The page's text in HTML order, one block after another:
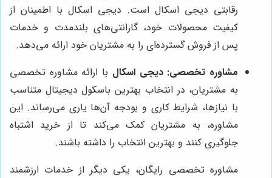
رقابتی دیجی اسکال است. دیجی اسکال با اطمینان از
کیفیت محصولات خود، گارانتی‌های بلندمدت و خدمات
پس از فروش گسترده‌ای را به مشتریان خود ارائه می‌دهد.
مشاوره تخصصی: دیجی اسکال با ارائه مشاوره تخصصی
به مشتریان، در انتخاب بهترین باسکول دیجیتال متناسب
با نیازها، شرایط کاری و بودجه آن‌ها یاری می‌رساند. این
مشاوره، به مشتریان کمک می‌کند تا از خرید اشتباه
جلوگیری کنند و بهترین انتخاب را داشته باشند.
مشاوره تخصصی رایگان، یکی دیگر از خدمات ارزشمند